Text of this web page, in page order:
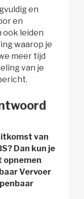
en
en
ook leiden
waarop je
meer tijd
van je
van
Dan kun je
opnemen
Vervoer